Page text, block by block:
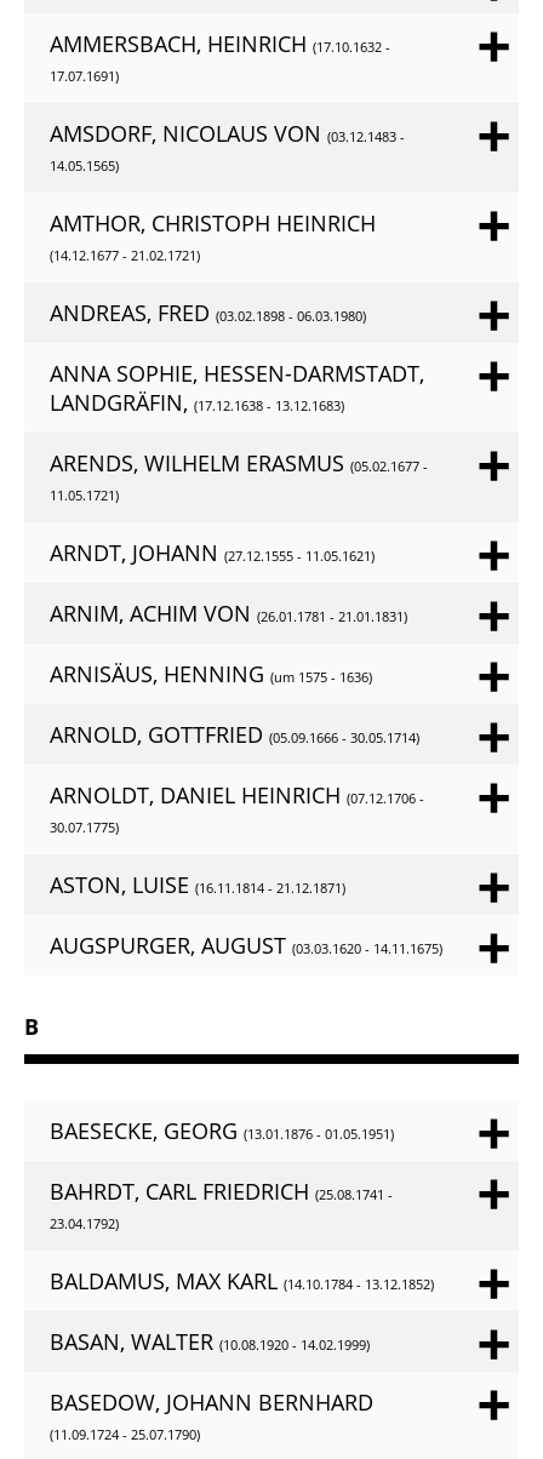
AMMERSBACH, HEINRICH (17.10.1632 -
17.07.1691)
AMSDORF, NICOLAUS VON (03.12.1483 -
14.05.1565)
AMTHOR, CHRISTOPH HEINRICH
(14.12.1677 - 21.02.1721)
ANDREAS, FRED (03.02.1898 - 06.03.1980)
ANNA SOPHIE, HESSEN-DARMSTADT,
LANDGRÄFIN, (17.12.1638 - 13.12.1683)
ARENDS, WILHELM ERASMUS (05.02.1677 -
11.05.1721)
ARNDT, JOHANN (27.12.1555 - 11.05.1621)
ARNIM, ACHIM VON (26.01.1781 - 21.01.1831)
ARNISÄUS, HENNING (um 1575 - 1636)
ARNOLD, GOTTFRIED (05.09.1666 - 30.05.1714)
ARNOLDT, DANIEL HEINRICH (07.12.1706 -
30.07.1775)
ASTON, LUISE (16.11.1814 - 21.12.1871)
AUGSPURGER, AUGUST (03.03.1620 - 14.11.1675)
B
BAESECKE, GEORG (13.01.1876 - 01.05.1951)
BAHRDT, CARL FRIEDRICH (25.08.1741 -
23.04.1792)
BALDAMUS, MAX KARL (14.10.1784 - 13.12.1852)
BASAN, WALTER (10.08.1920 - 14.02.1999)
BASEDOW, JOHANN BERNHARD
(11.09.1724 - 25.07.1790)